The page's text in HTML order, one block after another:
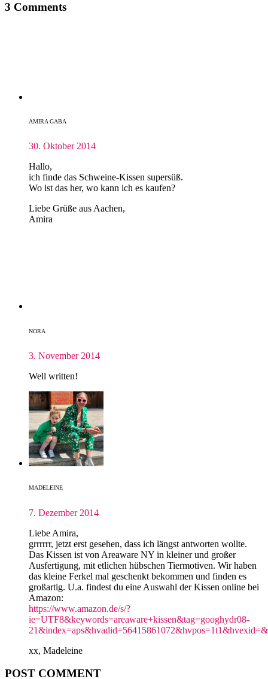
3 Comments
AMIRA GABA
30. Oktober 2014
Hallo,
ich finde das Schweine-Kissen supersüß.
Wo ist das her, wo kann ich es kaufen?
Liebe Grüße aus Aachen,
Amira
NORA
3. November 2014
Well written!
MADELEINE
7. Dezember 2014
Liebe Amira,
grrrrrr, jetzt erst gesehen, dass ich längst antworten wollte.
Das Kissen ist von Areaware NY in kleiner und großer
Ausfertigung, mit etlichen hübschen Tiermotiven. Wir haben
das kleine Ferkel mal geschenkt bekommen und finden es
großartig. U.a. findest du eine Auswahl der Kissen online bei
Amazon:
https://www.amazon.de/s/?
ie=UTF8&keywords=areaware+kissen&tag=googhydr08-
xx, Madeleine
POST COMMENT